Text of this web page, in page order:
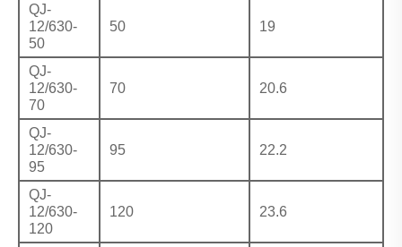
QJ-
12/630-
50
50 19
QJ-
12/630-
70
70 20.6
QJ-
12/630-
95
95 22.2
QJ-
12/630-
120
120 23.6